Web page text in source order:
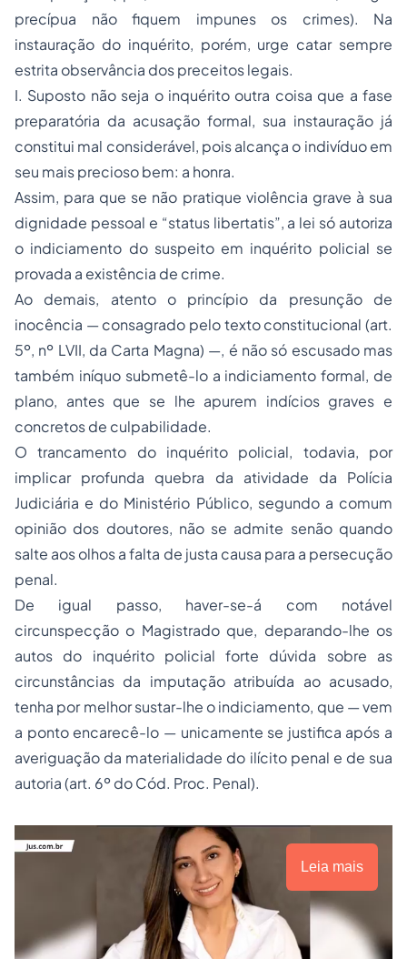
precípua não fiquem impunes os crimes). Na
instauração do inquérito, porém, urge catar sempre
estrita observância dos preceitos legais.
I. Suposto não seja o inquérito outra coisa que a fase
preparatória da acusação formal, sua instauração já
constitui mal considerável, pois alcança o indivíduo em
seu mais precioso bem: a honra.
Assim, para que se não pratique violência grave à sua
dignidade pessoal e “status libertatis”, a lei só autoriza
o indiciamento do suspeito em inquérito policial se
provada a existência de crime.
Ao demais, atento o princípio da presunção de
inocência — consagrado pelo texto constitucional (art.
5º, nº LVII, da Carta Magna) —, é não só escusado mas
também iníquo submetê-lo a indiciamento formal, de
plano, antes que se lhe apurem indícios graves e
concretos de culpabilidade.
O trancamento do inquérito policial, todavia, por
implicar profunda quebra da atividade da Polícia
Judiciária e do Ministério Público, segundo a comum
opinião dos doutores, não se admite senão quando
salte aos olhos a falta de justa causa para a persecução
penal.
De igual passo, haver-se-á com notável
circunspecção o Magistrado que, deparando-lhe os
autos do inquérito policial forte dúvida sobre as
circunstâncias da imputação atribuída ao acusado,
tenha por melhor sustar-lhe o indiciamento, que — vem
a ponto encarecê-lo — unicamente se justifica após a
averiguação da materialidade do ilícito penal e de sua
autoria(art. 6º do Cód. Proc. Penal).
Leia mais